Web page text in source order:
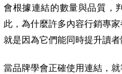
會根據連結的數量與品質，
此，為什麼許多內容行銷專
就是因為它們能同時提升讀者
當品牌學會正確使用連結，